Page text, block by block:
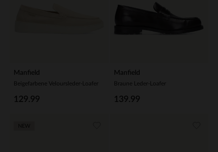
Manfield
Beigefarbene Veloursleder-Loafer
129.99
Manfield
Braune Leder-Loafer
139.99